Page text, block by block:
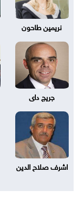
نريمين طاحون
جريج داى
اشرف صلاح الدين